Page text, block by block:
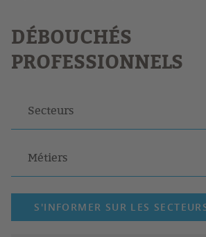
DÉBOUCHÉS
PROFESSIONNELS
Secteurs
Métiers
S'INFORMER SUR LES